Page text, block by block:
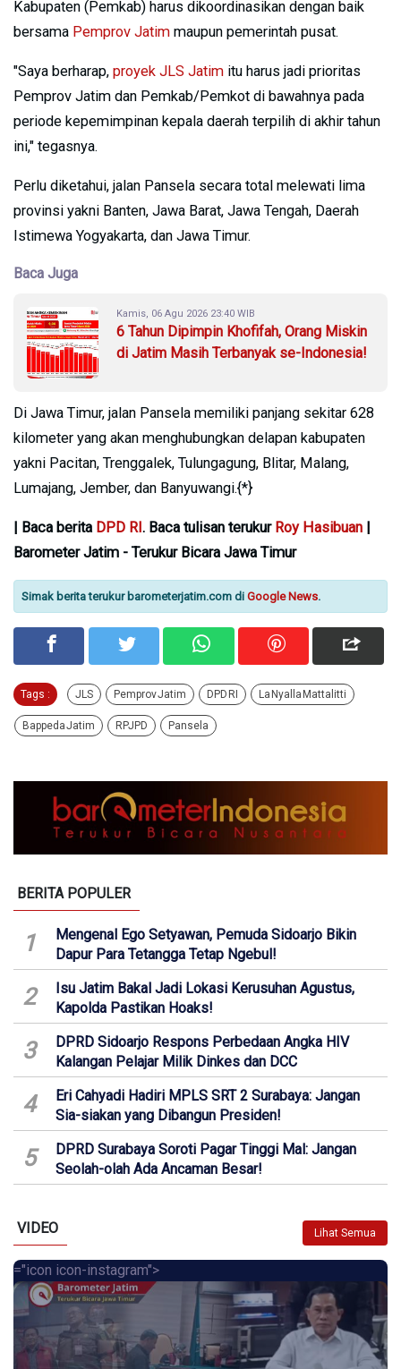
Kabupaten (Pemkab) harus dikoordinasikan dengan baik
bersama Pemprov Jatim maupun pemerintah pusat.
"Saya berharap, proyek JLS Jatim itu harus jadi prioritas
Pemprov Jatim dan Pemkab/Pemkot di bawahnya pada
periode kepemimpinan kepala daerah terpilih di akhir tahun
ini," tegasnya.
Perlu diketahui, jalan Pansela secara total melewati lima
provinsi yakni Banten, Jawa Barat, Jawa Tengah, Daerah
Istimewa Yogyakarta, dan Jawa Timur.
Baca Juga
Kamis, 06 Agu 2026 23:40 WIB
6 Tahun Dipimpin Khofifah, Orang Miskin
di Jatim Masih Terbanyak se-Indonesia!
Di Jawa Timur, jalan Pansela memiliki panjang sekitar 628
kilometer yang akan menghubungkan delapan kabupaten
yakni Pacitan, Trenggalek, Tulungagung, Blitar, Malang,
Lumajang, Jember, dan Banyuwangi.{*}
| Baca berita DPD RI. Baca tulisan terukur Roy Hasibuan |
Barometer Jatim - Terukur Bicara Jawa Timur
Simak berita terukur barometerjatim.com di Google News.
Tags : JLS Pemprov Jatim DPD RI La Nyalla Mattalitti
Bappeda Jatim RPJPD Pansela
BERITA POPULER
1
Mengenal Ego Setyawan, Pemuda Sidoarjo Bikin
Dapur Para Tetangga Tetap Ngebul!
2
Isu Jatim Bakal Jadi Lokasi Kerusuhan Agustus,
Kapolda Pastikan Hoaks!
3
DPRD Sidoarjo Respons Perbedaan Angka HIV
Kalangan Pelajar Milik Dinkes dan DCC
4
Eri Cahyadi Hadiri MPLS SRT 2 Surabaya: Jangan
Sia-siakan yang Dibangun Presiden!
5
DPRD Surabaya Soroti Pagar Tinggi Mal: Jangan
Seolah-olah Ada Ancaman Besar!
VIDEO Lihat Semua
="icon icon-instagram">